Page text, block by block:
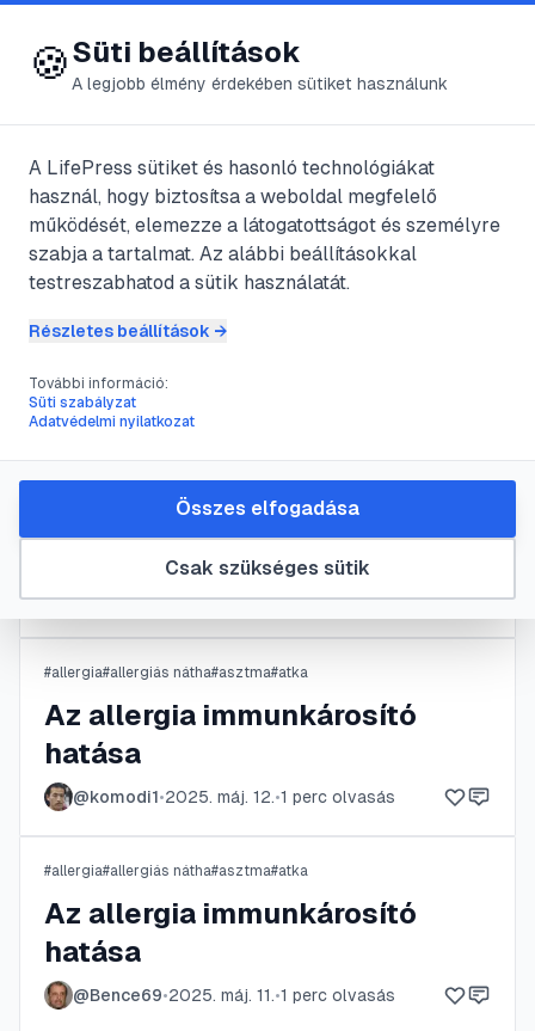
😍 LifePress
🏷️#atka
61cikk található ezzel a címkével
Házipor allergia
allergiás nátha#asztma# atka
Asztma és allergia
@romanyj•2025. jún. 23.•1perc olvasás
#allergia#allergiás nátha#asztma#atka
Az allergia immunkárosító
hatása
@komodi1•2025. máj. 12.•1 perc olvasás
#allergia#allergiás nátha#asztma#atka
Az allergia immunkárosító
hatása
@Bence69•2025. máj. 11.•1 perc olvasás
🍪Süti beállítások
A legjobb élmény érdekében sütiket használunk
A LifePress sütiket és hasonló technológiákat
használ, hogy biztosítsa a weboldal megfelelő
működését, elemezze a látogatottságot és személyre
szabja a tartalmat. Az alábbi beállításokkal
testreszabhatod a sütik használatát.
Részletes beállítások →
További információ:
Süti szabályzat
Adatvédelmi nyilatkozat
Csak szükséges sütik
Összes elfogadása